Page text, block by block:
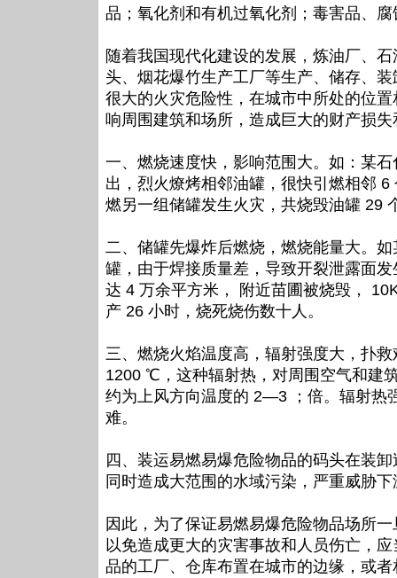
品；氧化剂和有机过氧化剂；毒害品、
随着我国现代化建设的发展，炼油厂、
头、烟花爆竹生产工厂等生产、储存、
很大的火灾危险性，在城市中所处的位
响周围建筑和场所，造成巨大的财产损
一、燃烧速度快，影响范围大。如：某
出，烈火燎烤相邻油罐，很快引燃相邻
燃另一组储罐发生火灾，共烧毁油罐 29
二、储罐先爆炸后燃烧，燃烧能量大。
罐，由于焊接质量差，导致开裂泄露面
达 4 万余平方米， 附近苗圃被烧毁，
产 26 小时，烧死烧伤数十人。
三、燃烧火焰温度高，辐射强度大，扑
1200 ℃，这种辐射热，对周围空气和建
约为上风方向温度的 2—3 ；倍。辐射热
难。
四、装运易燃易爆危险物品的码头在装
同时造成大范围的水域污染，严重威胁
因此，为了保证易燃易爆危险物品场所
以免造成更大的灾害事故和人员伤亡，
品的工厂、仓库布置在城市的边缘，或